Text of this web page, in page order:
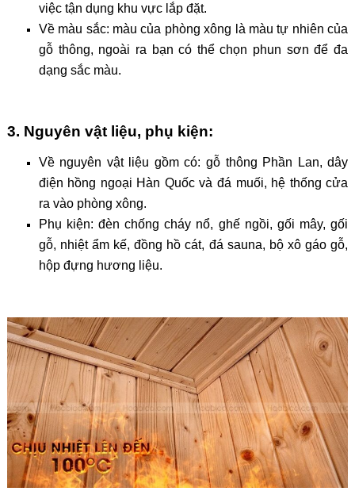
việc tận dụng khu vực lắp đặt.
Về màu sắc: màu của phòng xông là màu tự nhiên của
gỗ thông, ngoài ra bạn có thể chọn phun sơn để đa
dạng sắc màu.
3. Nguyên vật liệu, phụ kiện:
Về nguyên vật liệu gồm có: gỗ thông Phần Lan, dây
điện hồng ngoại Hàn Quốc và đá muối, hệ thống cửa
ra vào phòng xông.
Phụ kiện: đèn chống cháy nổ, ghế ngồi, gối mây, gối
gỗ, nhiệt ẩm kế, đồng hồ cát, đá sauna, bộ xô gáo gỗ,
hộp đựng hương liệu.